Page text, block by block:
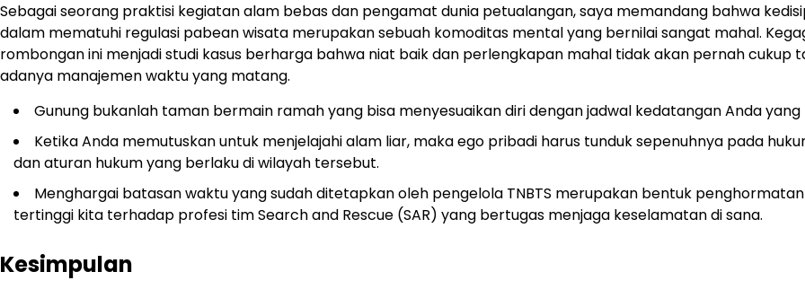
Sebagai seorang praktisi kegiatan alam bebas dan pengamat dunia petualangan, saya memandang bahwa
dalam mematuhi regulasi pabean wisata merupakan sebuah komoditas mental yang bernilai sangat mahal.
rombongan ini menjadi studi kasus berharga bahwa niat baik dan perlengkapan mahal tidak akan pernah cukup
adanya manajemen waktu yang matang.
Gunung bukanlah taman bermain ramah yang bisa menyesuaikan diri dengan jadwal kedatangan Anda yang
Ketika Anda memutuskan untuk menjelajahi alam liar, maka ego pribadi harus tunduk sepenuhnya pada
dan aturan hukum yang berlaku di wilayah tersebut.
Menghargai batasan waktu yang sudah ditetapkan oleh pengelola TNBTS merupakan bentuk penghormatan
tertinggi kita terhadap profesi tim Search and Rescue (SAR) yang bertugas menjaga keselamatan di sana.
Kesimpulan